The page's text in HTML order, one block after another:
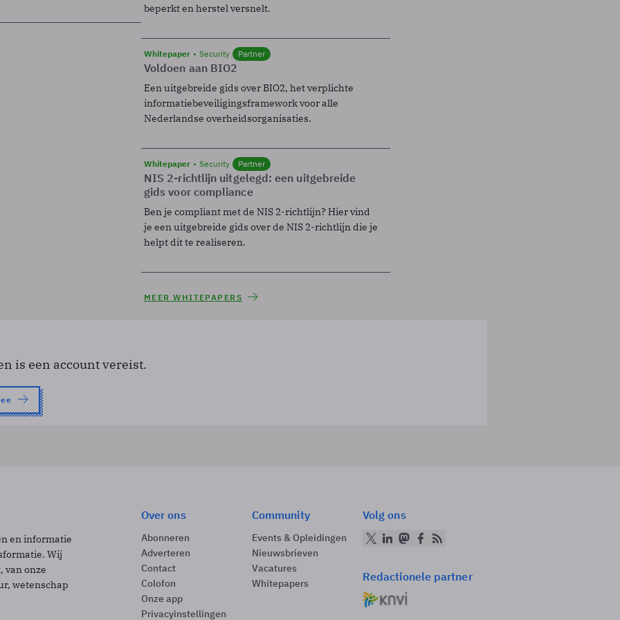
beperkt en herstel versnelt.
Whitepaper Security Partner
Voldoen aan BIO2
Een uitgebreide gids over BIO2, het verplichte
informatiebeveiligingsframework voor alle
Nederlandse overheidsorganisaties.
Whitepaper Security Partner
NIS 2-richtlijn uitgelegd: een uitgebreide
gids voor compliance
Ben je compliant met de NIS 2-richtlijn? Hier vind
je een uitgebreide gids over de NIS 2-richtlijn die je
helpt dit te realiseren.
MEER WHITEPAPERS
is een account vereist.
en informatie
Wij
van onze
wetenschap
Over ons
Abonneren
Adverteren
Contact
Colofon
Onze app
Privacyinstellingen
Community
Events & Opleidingen
Nieuwsbrieven
Vacatures
Whitepapers
Volg ons
Redactionele partner